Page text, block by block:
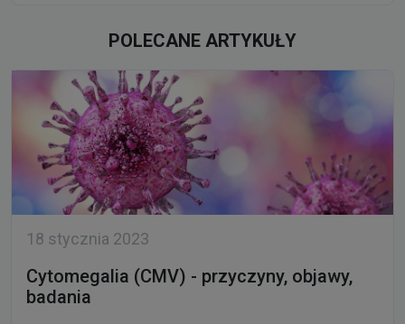
POLECANE ARTYKUŁY
18 stycznia 2023
Cytomegalia (CMV) - przyczyny, objawy,
badania